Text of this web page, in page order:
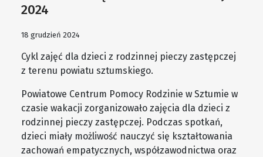
2024
18 grudzień 2024
Cykl zajęć dla dzieci z rodzinnej pieczy zastępczej
z terenu powiatu sztumskiego.
Powiatowe Centrum Pomocy Rodzinie w Sztumie w
czasie wakacji zorganizowało zajęcia dla dzieci z
rodzinnej pieczy zastępczej. Podczas spotkań,
dzieci miały możliwość nauczyć się kształtowania
zachowań empatycznych, współzawodnictwa oraz